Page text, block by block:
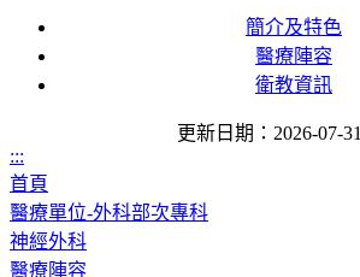
簡介及特色
醫療陣容
衛教資訊
更新日期：2026-07-31
:::
首頁
醫療單位-外科部次專科
神經外科
醫療陣容